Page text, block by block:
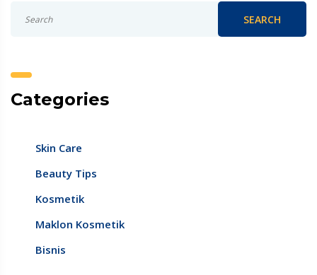
SEARCH
Categories
Skin Care
Beauty Tips
Kosmetik
Maklon Kosmetik
Bisnis